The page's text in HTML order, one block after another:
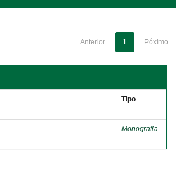
Anterior 1 Póximo
Tipo
Monografia